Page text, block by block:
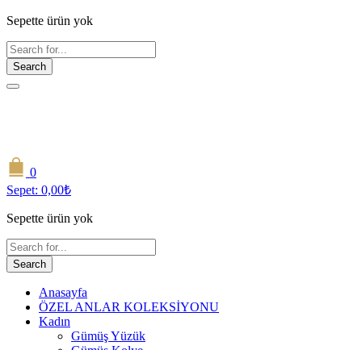
Sepette ürün yok
Search
0
Sepet: 0,00₺
Sepette ürün yok
Search
Anasayfa
ÖZEL ANLAR KOLEKSİYONU
Kadın
Gümüş Yüzük